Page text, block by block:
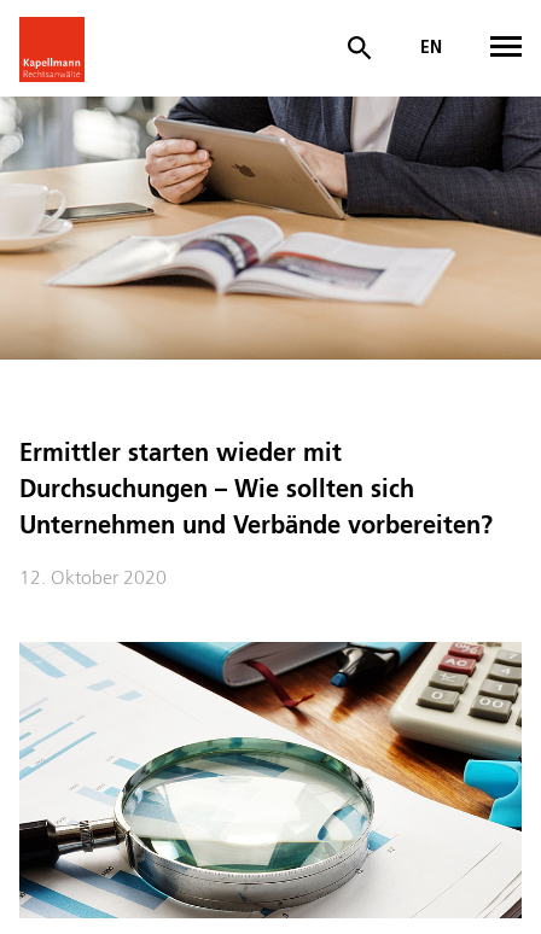
EN
Ermittler starten wieder mit
Durchsuchungen – Wie sollten sich
Unternehmen und Verbände vorbereiten?
12. Oktober 2020